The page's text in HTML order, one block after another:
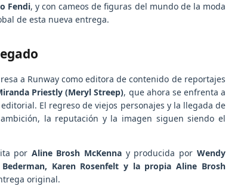
Fendi, y con cameos de figuras del mundo de la moda
de esta nueva entrega.
a Runway como editora de contenido de reportajes
Priestly (Meryl Streep), que ahora se enfrenta a
El regreso de viejos personajes y la llegada de
la reputación y la imagen siguen siendo el
por Aline Brosh McKenna y producida por Wendy
Bederman, Karen Rosenfelt y la propia Aline Brosh
original.